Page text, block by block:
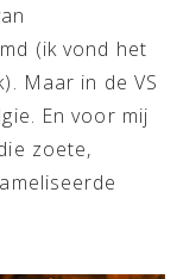
(ik vond het
Maar in de VS
En voor mij
zoete,